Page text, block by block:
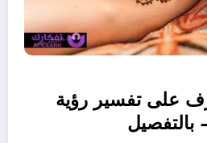
على تفسير رؤية
بالتفصيل